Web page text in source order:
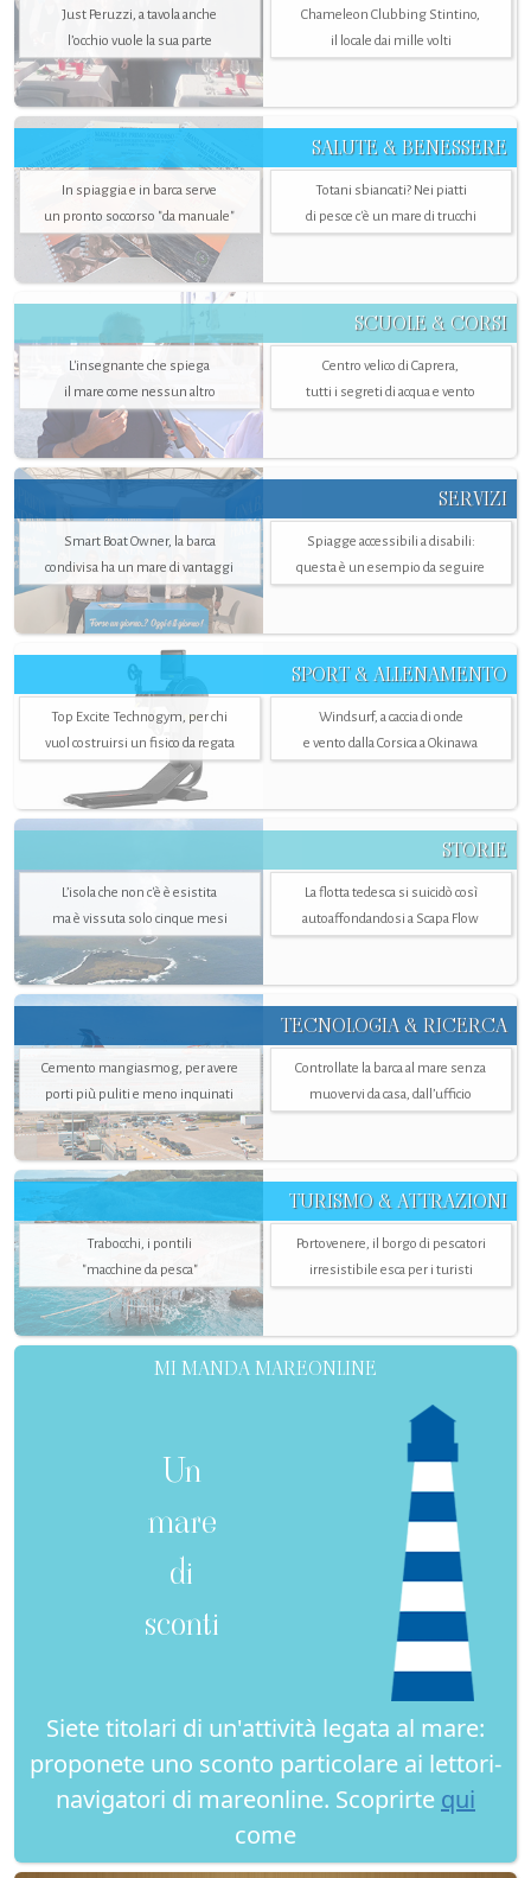
Just Peruzzi, a tavola anche
l’occhio vuole la sua parte
Chameleon Clubbing Stintino,
il locale dai mille volti
SALUTE & BENESSERE
In spiaggia e in barca serve
un pronto soccorso "da manuale"
Totani sbiancati? Nei piatti
di pesce c'è un mare di trucchi
SCUOLE & CORSI
L'insegnante che spiega
il mare come nessun altro
Centro velico di Caprera,
tutti i segreti di acqua e vento
SERVIZI
Smart Boat Owner, la barca
condivisa ha un mare di vantaggi
Spiagge accessibili a disabili:
questa è un esempio da seguire
SPORT & ALLENAMENTO
Top Excite Technogym, per chi
vuol costruirsi un fisico da regata
Windsurf, a caccia di onde
e vento dalla Corsica a Okinawa
STORIE
L’isola che non c'è è esistita
ma è vissuta solo cinque mesi
La flotta tedesca si suicidò così
autoaffondandosi a Scapa Flow
TECNOLOGIA & RICERCA
Cemento mangiasmog, per avere
porti più puliti e meno inquinati
Controllate la barca al mare senza
muovervi da casa, dall’ufficio
TURISMO & ATTRAZIONI
Trabocchi, i pontili
"macchine da pesca"
Portovenere, il borgo di pescatori
irresistibile esca per i turisti
MI MANDA MAREONLINE
Un
mare
di
sconti
Siete titolari di un'attività legata al mare:
proponete uno sconto particolare ai lettori-
navigatori di mareonline. Scoprirte qui
come